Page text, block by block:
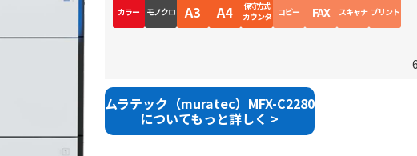
カラー モノクロ A3 A4 保守方式
カウンタ コピー FAX スキャナ プリント
ムラテック（muratec）MFX-C2280
についてもっと詳しく >